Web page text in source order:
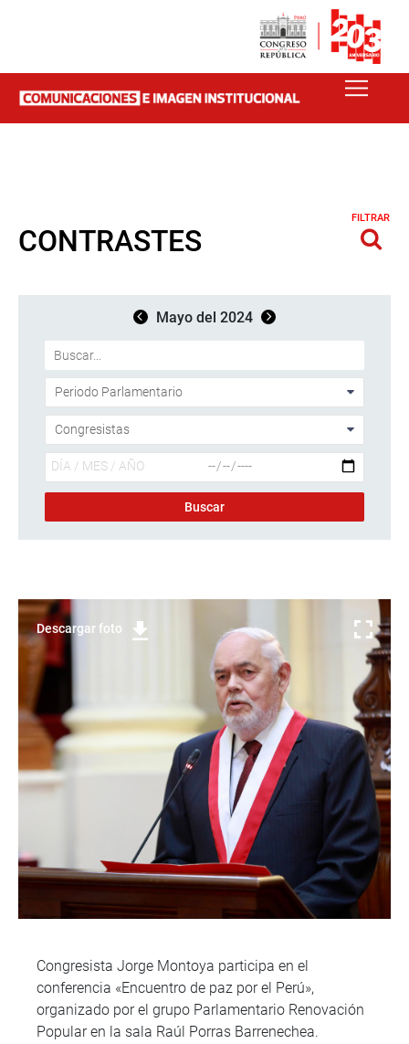
CONTRASTES
FILTRAR
Mayo del 2024
Descargar foto
Congresista Jorge Montoya participa en el
conferencia «Encuentro de paz por el Perú»,
organizado por el grupo Parlamentario Renovación
Popular en la sala Raúl Porras Barrenechea.